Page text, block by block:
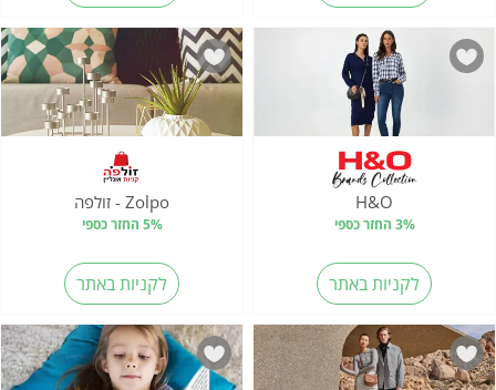
H&O
3% החזר כספי
לקניות באתר
Zolpo - זולפה
5% החזר כספי
לקניות באתר